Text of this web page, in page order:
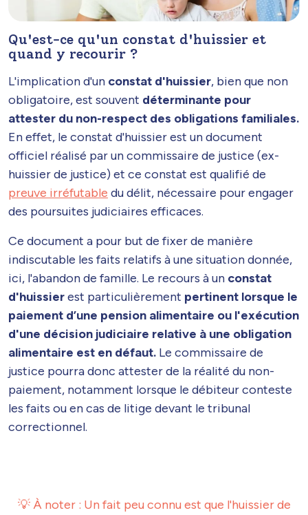
Qu'est-ce qu'un constat d'huissier et
quand y recourir ?
L'implication d'un constat d'huissier, bien que non
obligatoire, est souvent déterminante pour
attester du non-respect des obligations familiales.
En effet, le constat d'huissier est un document
officiel réalisé par un commissaire de justice (ex-
huissier de justice) et ce constat est qualifié de
preuve irréfutable du délit, nécessaire pour engager
des poursuites judiciaires efficaces.
Ce document a pour but de fixer de manière
indiscutable les faits relatifs à une situation donnée,
ici, l'abandon de famille. Le recours à un constat
d'huissierest particulièrement pertinent lorsque le
paiement d’une pension alimentaire ou l'exécution
d'une décision judiciaire relative à une obligation
alimentaire est en défaut. Le commissaire de
justice pourra donc attester de la réalité du non-
paiement, notamment lorsque le débiteur conteste
les faits ou en cas de litige devant le tribunal
correctionnel.
💡 À noter : Un fait peu connu est que l'huissier de